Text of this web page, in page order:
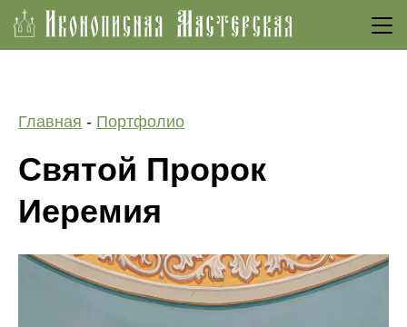
Главная - Портфолио
Святой Пророк
Иеремия